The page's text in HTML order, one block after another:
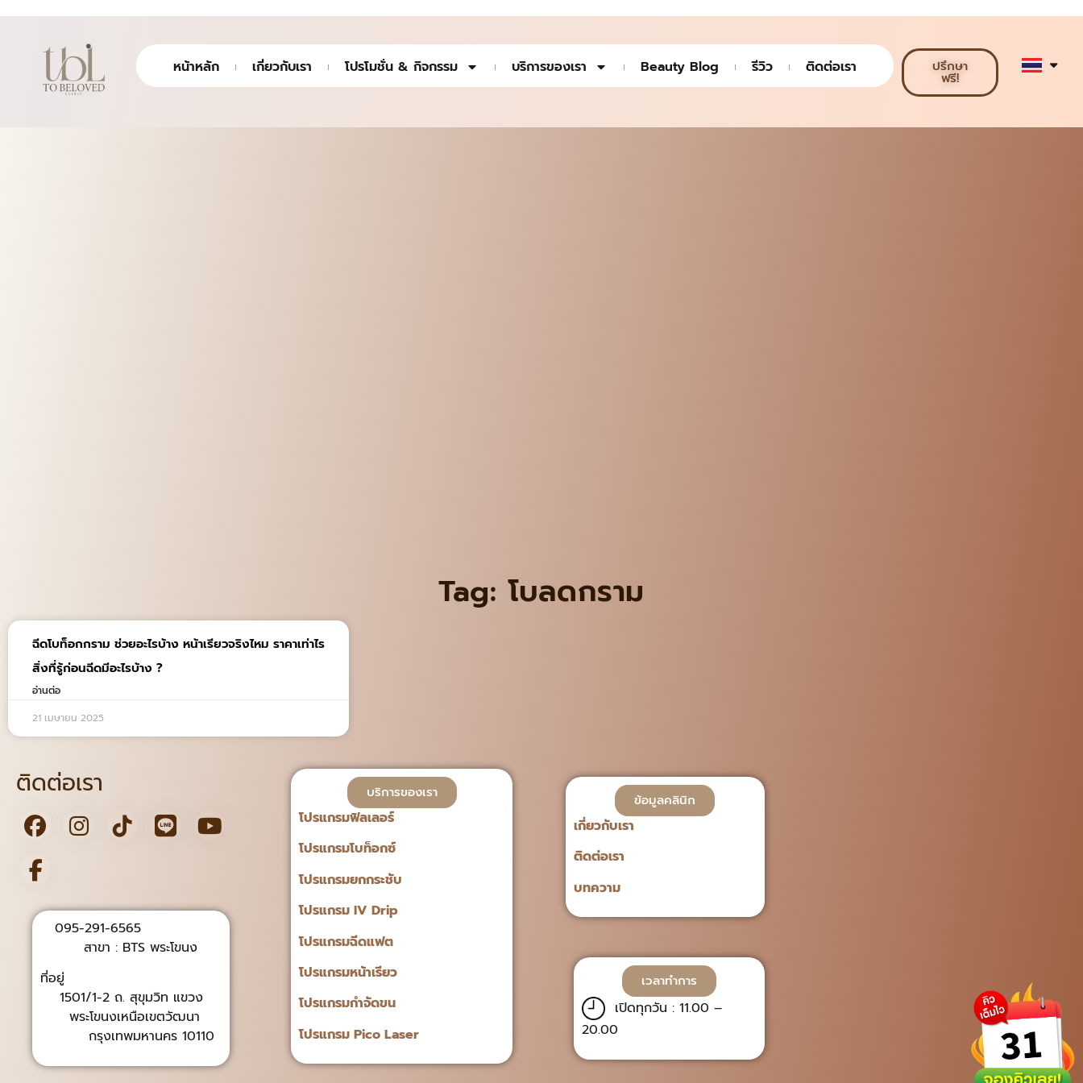
หน้าหลัก เกี่ยวกับเรา โปรโมชั่น & กิจกรรม บริการของเรา Beauty Blog รีวิว ติดต่อเรา ปรึกษา
ฟรี!
Tag: โบลดกราม
ฉีดโบท็อกกราม ช่วยอะไรบ้าง หน้าเรียวจริงไหม ราคาเท่าไร
สิ่งที่รู้ก่อนฉีดมีอะไรบ้าง ?
อ่านต่อ
21 เมษายน 2025
ติดต่อเรา
095-291-6565
สาขา : BTS พระโขนง
ที่อยู่
1501/1-2 ถ. สุขุมวิท แขวง
พระโขนงเหนือเขตวัฒนา
กรุงเทพมหานคร 10110
บริการของเรา
โปรแกรมฟิลเลอร์
โปรแกรมโบท็อกซ์
โปรแกรมยกกระชับ
โปรแกรม IV Drip
โปรแกรมฉีดแฟต
โปรแกรมหน้าเรียว
โปรแกรมกำจัดขน
โปรแกรม Pico Laser
ข้อมูลคลินิก
เกี่ยวกับเรา
ติดต่อเรา
บทความ
เวลาทำการ
เปิดทุกวัน : 11.00 –
20.00